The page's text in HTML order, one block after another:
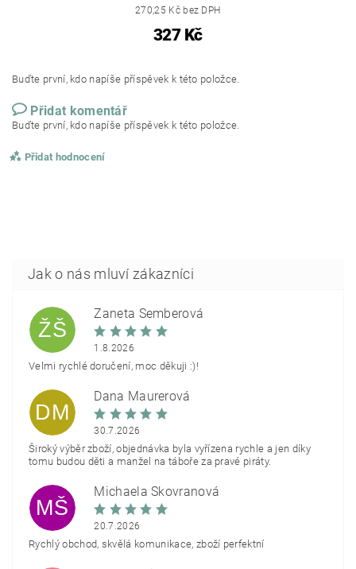
270,25 Kč bez DPH
327 Kč
Buďte první, kdo napíše příspěvek k této položce.
Přidat komentář
Buďte první, kdo napíše příspěvek k této položce.
Přidat hodnocení
ŽŠ
Žaneta Šemberová
1.8.2026
Velmi rychlé doručení, moc děkuji :)!
DM
Dana Maurerová
30.7.2026
Široký výběr zboží, objednávka byla vyřízena rychle a jen díky
tomu budou děti a manžel na táboře za pravé piráty.
MŠ
Michaela Škovranová
20.7.2026
Rychlý obchod, skvělá komunikace, zboží perfektní